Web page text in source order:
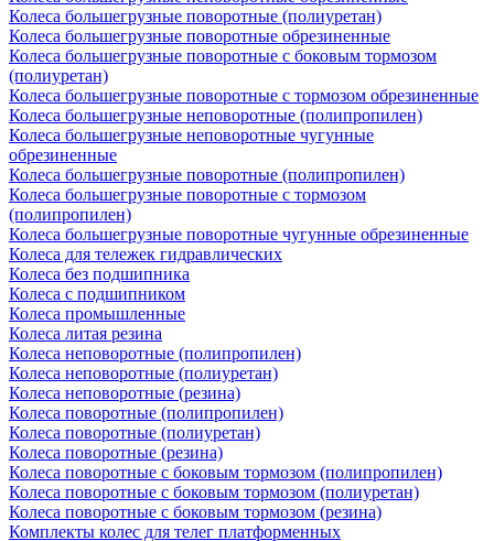
Колеса большегрузные поворотные (полиуретан)
Колеса большегрузные поворотные обрезиненные
Колеса большегрузные поворотные с боковым тормозом
(полиуретан)
Колеса большегрузные поворотные с тормозом обрезиненные
Колеса большегрузные неповоротные (полипропилен)
Колеса большегрузные неповоротные чугунные
обрезиненные
Колеса большегрузные поворотные (полипропилен)
Колеса большегрузные поворотные с тормозом
(полипропилен)
Колеса большегрузные поворотные чугунные обрезиненные
Колеса для тележек гидравлических
Колеса без подшипника
Колеса с подшипником
Колеса промышленные
Колеса литая резина
Колеса неповоротные (полипропилен)
Колеса неповоротные (полиуретан)
Колеса неповоротные (резина)
Колеса поворотные (полипропилен)
Колеса поворотные (полиуретан)
Колеса поворотные (резина)
Колеса поворотные c боковым тормозом (полипропилен)
Колеса поворотные c боковым тормозом (полиуретан)
Колеса поворотные c боковым тормозом (резина)
Комплекты колес для телег платформенных